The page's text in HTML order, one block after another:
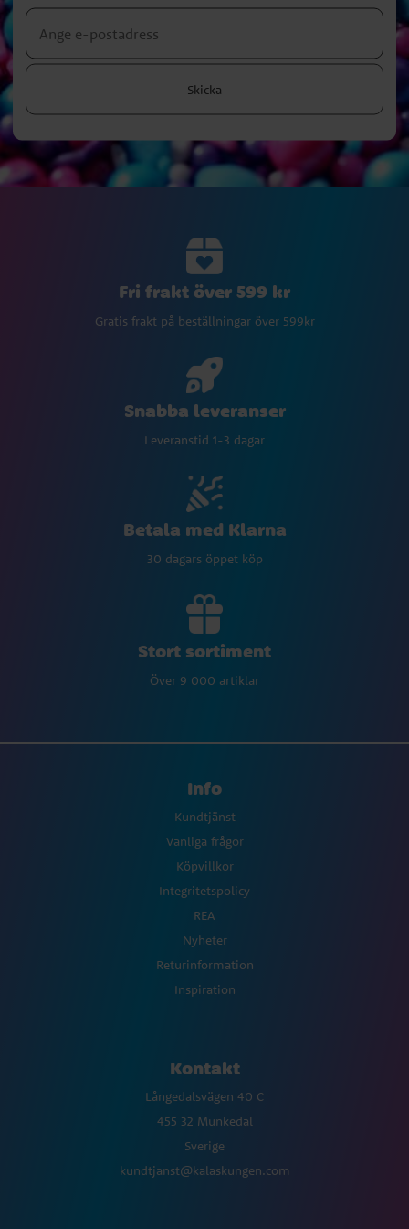
Skicka
Fri frakt över 599 kr
Gratis frakt på beställningar över 599kr
Snabba leveranser
Leveranstid 1-3 dagar
Betala med Klarna
30 dagars öppet köp
Stort sortiment
Över 9 000 artiklar
Info
Kundtjänst
Vanliga frågor
Köpvillkor
Integritetspolicy
REA
Nyheter
Returinformation
Inspiration
Kontakt
Långedalsvägen 40 C
455 32 Munkedal
Sverige
kundtjanst@kalaskungen.com